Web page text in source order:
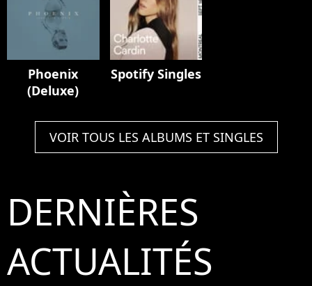
Phoenix
(Deluxe)
Spotify Singles
VOIR TOUS LES ALBUMS ET SINGLES
DERNIÈRES
ACTUALITÉS